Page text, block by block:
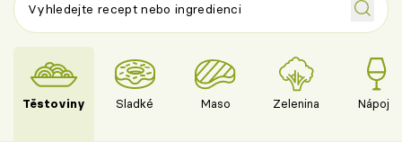
Těstoviny Sladké Maso Zelenina Nápoje